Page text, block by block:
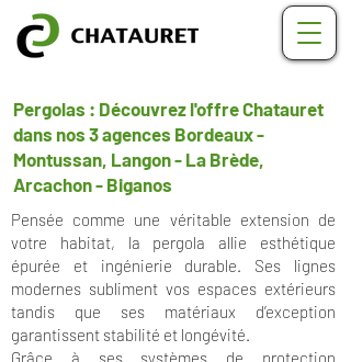
Pergolas : Découvrez l'offre Chatauret
dans nos 3 agences Bordeaux -
Montussan, Langon - La Brède,
Arcachon - Biganos
Pensée comme une véritable extension de
votre habitat, la pergola allie esthétique
épurée et ingénierie durable. Ses lignes
modernes subliment vos espaces extérieurs
tandis que ses matériaux d’exception
garantissent stabilité et longévité.
Grâce à ses systèmes de protection